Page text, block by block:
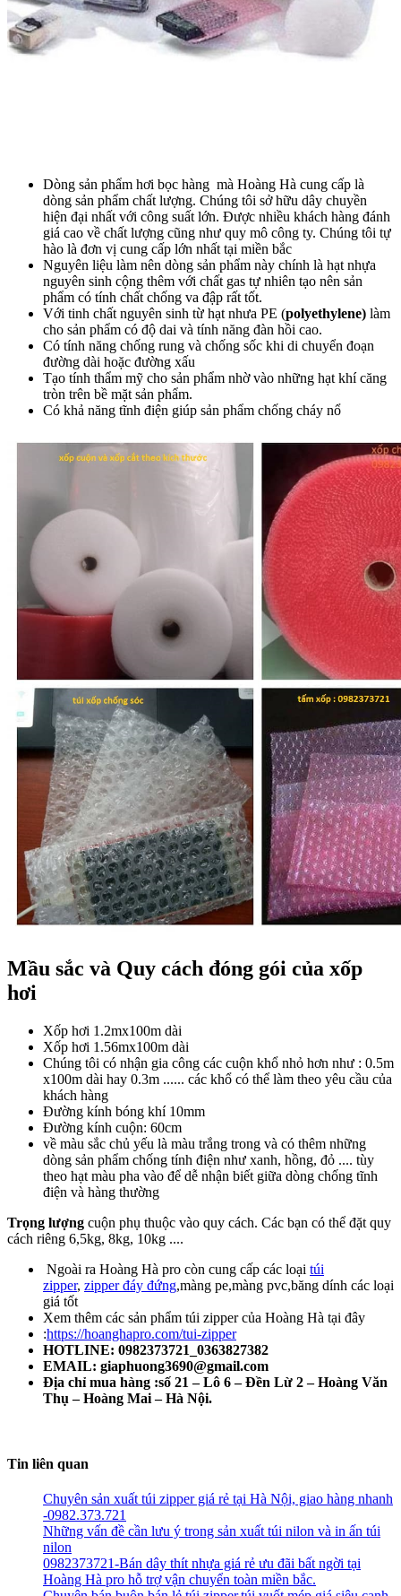
Dòng sản phẩm hơi bọc hàng mà Hoàng Hà cung cấp là
dòng sản phẩm chất lượng. Chúng tôi sở hữu dây chuyền
hiện đại nhất với công suất lớn. Được nhiều khách hàng đánh
giá cao về chất lượng cũng như quy mô công ty. Chúng tôi tự
hào là đơn vị cung cấp lớn nhất tại miền bắc
Nguyên liệu làm nên dòng sản phẩm này chính là hạt nhựa
nguyên sinh cộng thêm với chất gas tự nhiên tạo nên sản
phẩm có tính chất chống va đập rất tốt.
Với tinh chất nguyên sinh từ hạt nhưa PE (polyethylene) làm
cho sản phẩm có độ dai và tính năng đàn hồi cao.
Có tính năng chống rung và chống sốc khi di chuyển đoạn
đường dài hoặc đường xấu
Tạo tính thẩm mỹ cho sản phẩm nhờ vào những hạt khí căng
tròn trên bề mặt sản phẩm.
Có khả năng tĩnh điện giúp sản phẩm chống cháy nổ
Mầu sắc và Quy cách đóng gói của xốp
hơi
Xốp hơi 1.2mx100m dài
Xốp hơi 1.56mx100m dài
Chúng tôi có nhận gia công các cuộn khổ nhỏ hơn như : 0.5m
x100m dài hay 0.3m ...... các khổ có thể làm theo yêu cầu của
khách hàng
Đường kính bóng khí 10mm
Đường kính cuộn: 60cm
về màu sắc chủ yếu là màu trắng trong và có thêm những
dòng sản phẩm chống tính điện như xanh, hồng, đỏ .... tùy
theo hạt màu pha vào để dễ nhận biết giữa dòng chống tĩnh
điện và hàng thường
Trọng lượng cuộn phụ thuộc vào quy cách. Các bạn có thể đặt quy
cách riêng 6,5kg, 8kg, 10kg ....
Ngoài ra Hoàng Hà pro còn cung cấp các loại túi
zipper, zipper đáy đứng,màng pe,màng pvc,băng dính các loại
giá tốt
Xem thêm các sản phẩm túi zipper của Hoàng Hà tại đây
:https://hoanghapro.com/tui-zipper
HOTLINE: 0982373721_0363827382
EMAIL: giaphuong3690@gmail.com
Địa chỉ mua hàng :số 21 – Lô 6 – Đền Lừ 2 – Hoàng Văn
Thụ – Hoàng Mai – Hà Nội.
Tin liên quan
Chuyên sản xuất túi zipper giá rẻ tại Hà Nội, giao hàng nhanh
-0982.373.721
Những vấn đề cần lưu ý trong sản xuất túi nilon và in ấn túi
nilon
0982373721-Bán dây thít nhựa giá rẻ ưu đãi bất ngời tại
Hoàng Hà pro hỗ trợ vận chuyển toàn miền bắc.